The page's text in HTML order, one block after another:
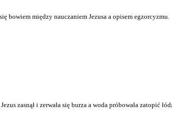
bowiem między nauczaniem Jezusa a opisem egzorcyzmu.
zasnął i zerwała się burza a woda próbowała zatopić